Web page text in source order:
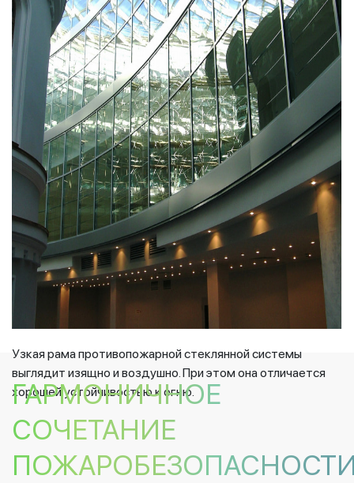
Узкая рама противопожарной стеклянной системы
выглядит изящно и воздушно. При этом она отличается
хорошей устойчивостью к огню.
ГАРМОНИЧНОЕ
СОЧЕТАНИЕ